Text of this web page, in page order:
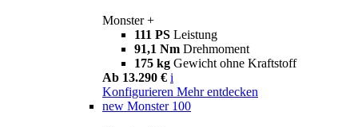
Monster +
111 PS Leistung
91,1 Nm Drehmoment
175 kg Gewicht ohne Kraftstoff
Ab 13.290 € i
Konfigurieren Mehr entdecken
new Monster 100